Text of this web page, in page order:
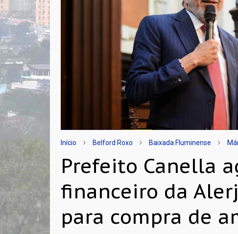
Início Belford Roxo Baixada Fluminense
Prefeito Canella
financeiro da
para compra de